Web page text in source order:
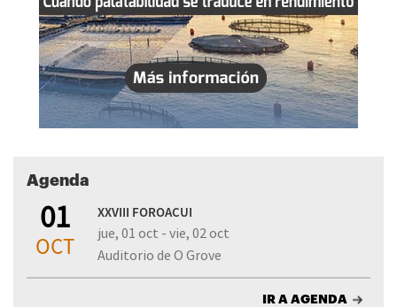
Agenda
01
OCT
XXVIII FOROACUI
jue, 01 oct - vie, 02 oct
Auditorio de O Grove
IR A AGENDA